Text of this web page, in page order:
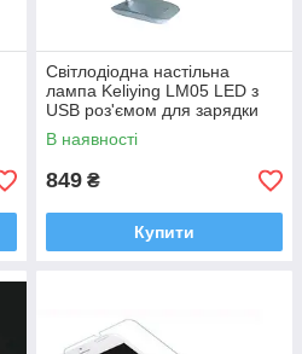
Світлодіодна настільна
лампа Keliying LM05 LED з
USB роз'ємом для зарядки
смартфона
В наявності
849 ₴
Купити